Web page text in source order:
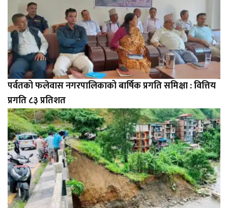
पर्वतको फलेवास नगरपालिकाको बार्षिक प्रगति समिक्षा : वित्तिय
प्रगति ८३ प्रतिशत